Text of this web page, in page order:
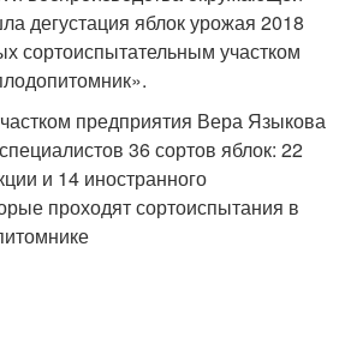
дегустация яблок урожая 2018
сортоиспытательным участком
предприятия Вера Языкова
36 сортов яблок: 22
и 14 иностранного
проходят сортоиспытания в